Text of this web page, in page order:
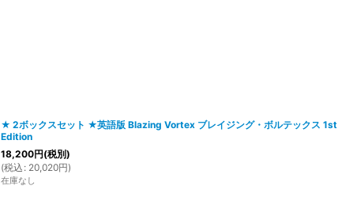
★ 2ボックスセット ★英語版 Blazing Vortex ブレイジング・ボルテックス 1st
Edition
18,200円(税別)
(税込 : 20,020円)
在庫なし